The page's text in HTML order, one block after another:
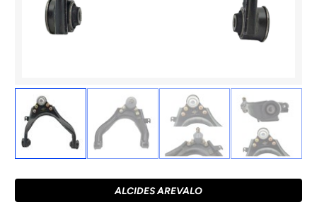
ALCIDES AREVALO